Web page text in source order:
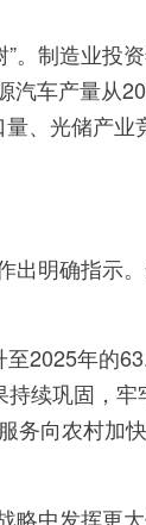
。制造业投
车产量从
、光储产
出明确指示
2025年的
续巩固，
务向农村加
略中发挥更